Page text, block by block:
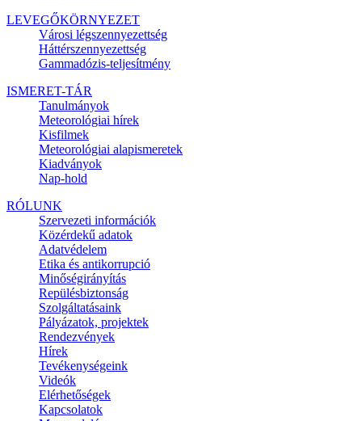
LEVEGŐKÖRNYEZET
Városi légszennyezettség
Háttérszennyezettség
Gammadózis-teljesítmény
ISMERET-TÁR
Tanulmányok
Meteorológiai hírek
Kisfilmek
Meteorológiai alapismeretek
Kiadványok
Nap-hold
RÓLUNK
Szervezeti információk
Közérdekű adatok
Adatvédelem
Etika és antikorrupció
Minőségirányítás
Repülésbiztonság
Szolgáltatásaink
Pályázatok, projektek
Rendezvények
Hírek
Tevékenységeink
Videók
Elérhetőségek
Kapcsolatok